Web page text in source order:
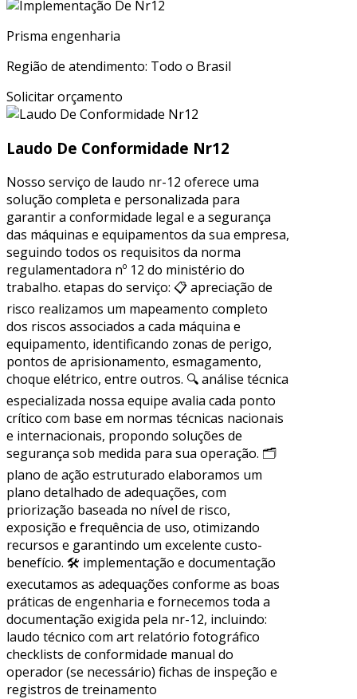
Prisma engenharia
Região de atendimento: Todo o Brasil
Solicitar orçamento
Laudo De Conformidade Nr12
Nosso serviço de laudo nr-12 oferece uma
solução completa e personalizada para
garantir a conformidade legal e a segurança
das máquinas e equipamentos da sua empresa,
seguindo todos os requisitos da norma
regulamentadora nº 12 do ministério do
trabalho. etapas do serviço: 📋 apreciação de
risco realizamos um mapeamento completo
dos riscos associados a cada máquina e
equipamento, identificando zonas de perigo,
pontos de aprisionamento, esmagamento,
choque elétrico, entre outros. 🔍 análise técnica
especializada nossa equipe avalia cada ponto
crítico com base em normas técnicas nacionais
e internacionais, propondo soluções de
segurança sob medida para sua operação. 🗂
plano de ação estruturado elaboramos um
plano detalhado de adequações, com
priorização baseada no nível de risco,
exposição e frequência de uso, otimizando
recursos e garantindo um excelente custo-
benefício. 🛠 implementação e documentação
executamos as adequações conforme as boas
práticas de engenharia e fornecemos toda a
documentação exigida pela nr-12, incluindo:
laudo técnico com art relatório fotográfico
checklists de conformidade manual do
operador (se necessário) fichas de inspeção e
registros de treinamento